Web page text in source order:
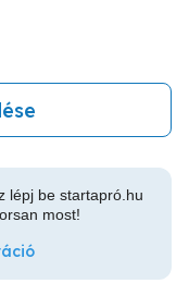
lépj be startapró.hu
most!